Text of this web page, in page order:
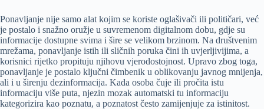
Ponavljanje nije samo alat kojim se koriste oglašivači ili političari, već
je postalo i snažno oružje u suvremenom digitalnom dobu, gdje su
informacije dostupne svima i šire se velikom brzinom. Na društvenim
mrežama, ponavljanje istih ili sličnih poruka čini ih uvjerljivijima, a
korisnici rijetko propituju njihovu vjerodostojnost. Upravo zbog toga,
ponavljanje je postalo ključni čimbenik u oblikovanju javnog mnijenja,
ali i u širenju dezinformacija. Kada osoba čuje ili pročita istu
informaciju više puta, njezin mozak automatski tu informaciju
kategorizira kao poznatu, a poznatost često zamijenjuje za istinitost.